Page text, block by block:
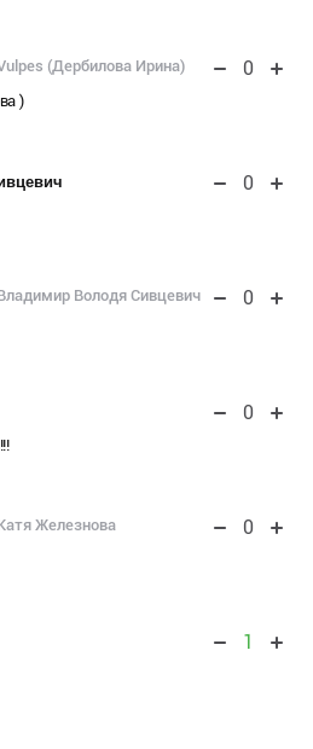
(Дербилова Ирина) 0
)
0
Володя Сивцевич 0
0
Железнова 0
1